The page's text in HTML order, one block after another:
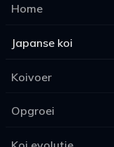
Home
Japanse koi
Koivoer
Opgroei